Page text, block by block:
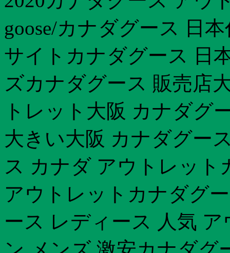
goose/カナダグース 日
サイトカナダグース 日
ズカナダグース 販売店
トレット大阪 カナダグ
大きい大阪 カナダグー
ス カナダ アウトレット
アウトレットカナダグ
ース レディース 人気